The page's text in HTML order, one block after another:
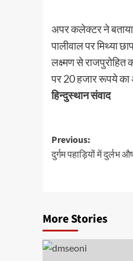
अपर कलेक्टर ने
पालीवाल पर मिथ्या
लक्ष्मण से
पर 20 हजार रूपये का
हिन्दुस्थान संवाद
Post
navigation
Previous:
दुर्गम पहाड़ियों में दुर्लभ
More Stories